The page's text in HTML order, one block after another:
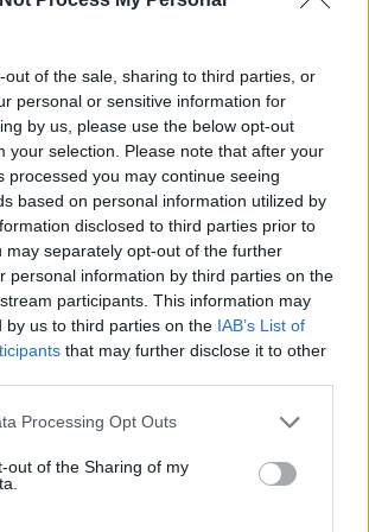
out of the sale, sharing to third parties, or
personal or sensitive information for
by us, please use the below opt-out
your selection. Please note that after your
processed you may continue seeing
based on personal information utilized by
disclosed to third parties prior to
may separately opt-out of the further
personal information by third parties on the
participants. This information may
by us to third parties on the IAB’s List of
that may further disclose it to other
Processing Opt Outs
out of the Sharing of my
Αρχιτεκτονικής Μεσογείου
Αρσενάλι
Πλατεία Γεωργίου Κατεχάκη,
Τρίτη έως Σάββατο: 10:00-
22:00,
22:00, Δευτέρα: κλειστά
culture.gr